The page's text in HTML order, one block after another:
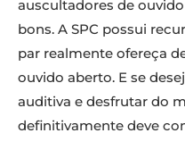
auscultadores de
bons. A SPC possui
par realmente ofereça
ouvido aberto. E se
auditiva e desfrutar do
definitivamente deve